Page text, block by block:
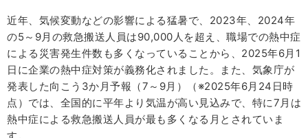
近年、気候変動などの影響による猛暑で、2023年、2024年
の5～9月の救急搬送人員は90,000人を超え、職場での熱中症
による災害発生件数も多くなっていることから、2025年6月1
日に企業の熱中症対策が義務化されました。また、気象庁が
発表した向こう3か月予報（7～9月）（※2025年6月24日時
点）では、全国的に平年より気温が高い見込みで、特に7月は
熱中症による救急搬送人員が最も多くなる月とされていま
す。